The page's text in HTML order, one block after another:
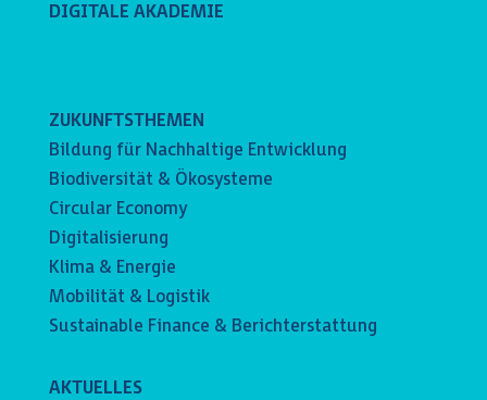
DIGITALE AKADEMIE
ZUKUNFTSTHEMEN
Bildung für Nachhaltige Entwicklung
Biodiversität & Ökosysteme
Circular Economy
Digitalisierung
Klima & Energie
Mobilität & Logistik
Sustainable Finance & Berichterstattung
AKTUELLES